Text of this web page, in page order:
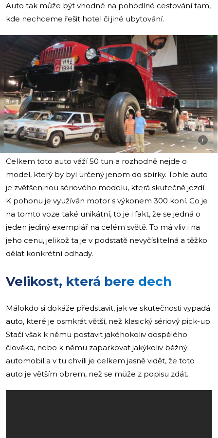
Auto tak může být vhodné na pohodlné cestování tam,
kde nechceme řešit hotel či jiné ubytování.
i
Celkem toto auto váží 50 tun a rozhodně nejde o
model, který by byl určený jenom do sbírky. Tohle auto
je zvětšeninou sériového modelu, která skutečně jezdí.
K pohonu je využíván motor s výkonem 300 koní. Co je
na tomto voze také unikátní, to je i fakt, že se jedná o
jeden jediný exemplář na celém světě. To má vliv i na
jeho cenu, jelikož ta je v podstatě nevyčíslitelná a těžko
dělat konkrétní odhady.
Velikost, která bere dech
Málokdo si dokáže představit, jak ve skutečnosti vypadá
auto, které je osmkrát větší, než klasický sériový pick-up.
Stačí však k němu postavit jakéhokoliv dospělého
člověka, nebo k němu zaparkovat jakýkoliv běžný
automobil a v tu chvíli je celkem jasně vidět, že toto
auto je větším obrem, než se může z popisu zdát.